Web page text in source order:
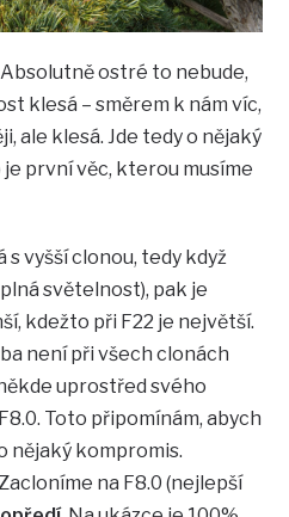
ostré to nebude,
klesá – směrem k nám víc,
ale klesá. Jde tedy o nějaký
první věc, kterou musíme
vyšší clonou, tedy když
světelnost), pak je
kdežto při F22 je největší.
není při všech clonách
uprostřed svého
Toto připomínám, abych
nějaký kompromis.
na F8.0 (nejlepší